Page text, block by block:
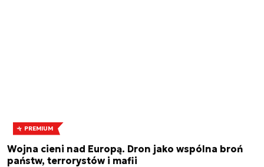
PREMIUM
Wojna cieni nad Europą. Dron jako wspólna broń
państw, terrorystów i mafii